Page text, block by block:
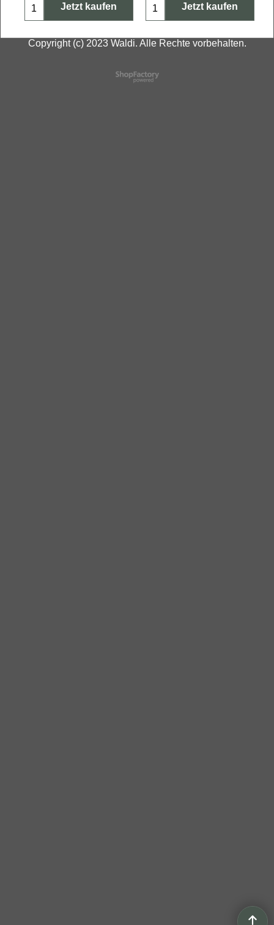
Jetzt kaufen Jetzt kaufen
Copyright (c) 2023 Waldi. Alle Rechte vorbehalten.
WebShop erstellt mit
ShopFactory Shop